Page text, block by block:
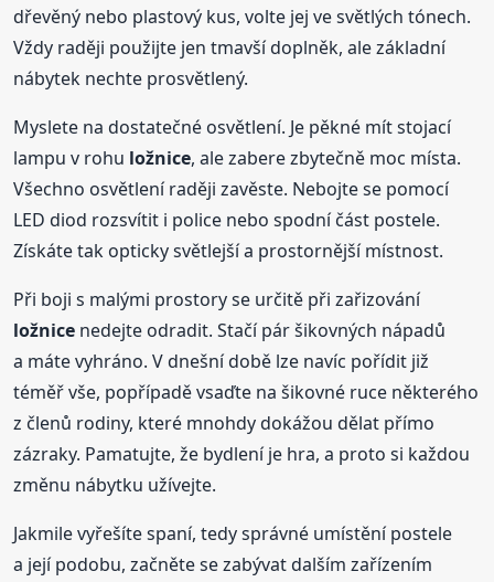
dřevěný nebo plastový kus, volte jej ve světlých tónech.
Vždy raději použijte jen tmavší doplněk, ale základní
nábytek nechte prosvětlený.
Myslete na dostatečné osvětlení. Je pěkné mít stojací
lampu v rohu ložnice, ale zabere zbytečně moc místa.
Všechno osvětlení raději zavěste. Nebojte se pomocí
LED diod rozsvítit i police nebo spodní část postele.
Získáte tak opticky světlejší a prostornější místnost.
Při boji s malými prostory se určitě při zařizování
ložnice nedejte odradit. Stačí pár šikovných nápadů
a máte vyhráno. V dnešní době lze navíc pořídit již
téměř vše, popřípadě vsaďte na šikovné ruce některého
z členů rodiny, které mnohdy dokážou dělat přímo
zázraky. Pamatujte, že bydlení je hra, a proto si každou
změnu nábytku užívejte.
Jakmile vyřešíte spaní, tedy správné umístění postele
a její podobu, začněte se zabývat dalším zařízením